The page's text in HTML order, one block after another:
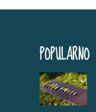
POPULARNO